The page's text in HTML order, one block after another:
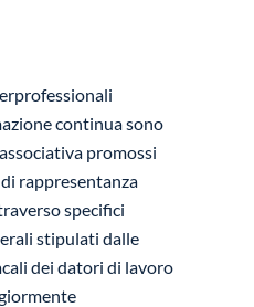
continua sono
promossi
rappresentanza
specifici
stipulati dalle
dei datori di lavoro